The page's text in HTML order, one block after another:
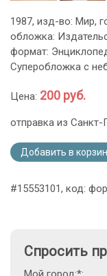
1987, изд-во: Мир,
обложка:
формат:
Суперобложка с
Цена: 200 руб.
отправка из Санкт-
Добавить в
#15553101, код:
Спросить